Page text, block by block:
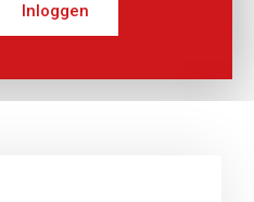
Inloggen